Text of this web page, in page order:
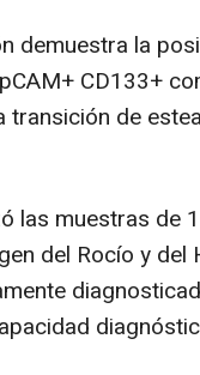
demuestra la
CD133+
transición de
las muestras de
del Rocío y